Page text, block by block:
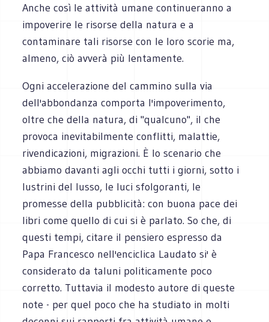
Anche così le attività umane continueranno a
impoverire le risorse della natura e a
contaminare tali risorse con le loro scorie ma,
almeno, ciò avverà più lentamente.
Ogni accelerazione del cammino sulla via
dell'abbondanza comporta l'impoverimento,
oltre che della natura, di "qualcuno", il che
provoca inevitabilmente conflitti, malattie,
rivendicazioni, migrazioni. È lo scenario che
abbiamo davanti agli occhi tutti i giorni, sotto i
lustrini del lusso, le luci sfolgoranti, le
promesse della pubblicità: con buona pace dei
libri come quello di cui si è parlato. So che, di
questi tempi, citare il pensiero espresso da
Papa Francesco nell'enciclica Laudato si' è
considerato da taluni politicamente poco
corretto. Tuttavia il modesto autore di queste
note - per quel poco che ha studiato in molti